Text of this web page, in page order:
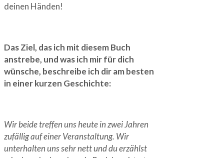
deinen Händen!
Das Ziel, das ich mit diesem Buch
anstrebe, und was ich mir für dich
wünsche, beschreibe ich dir am besten
in einer kurzen Geschichte:
Wir beide treffen uns heute in zwei Jahren
zufällig auf einer Veranstaltung. Wir
unterhalten uns sehr nett und du erzählst